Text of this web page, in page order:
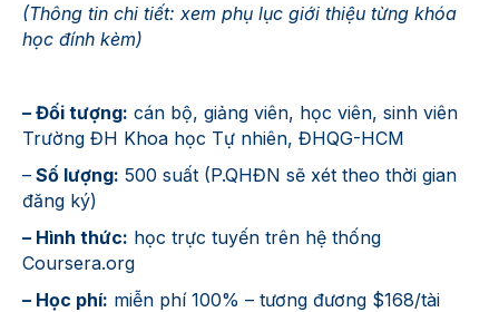
(Thông tin chi tiết: xem phụ lục giới thiệu từng khóa
học đính kèm)
– Đối tượng: cán bộ, giảng viên, học viên, sinh viên
Trường ĐH Khoa học Tự nhiên, ĐHQG-HCM
– Số lượng: 500 suất (P.QHĐN sẽ xét theo thời gian
đăng ký)
– Hình thức: học trực tuyến trên hệ thống
Coursera.org
– Học phí: miễn phí 100% – tương đương $168/tài